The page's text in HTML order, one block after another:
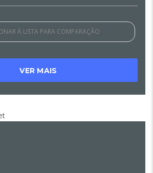
À LISTA PARA COMPARAÇÃO
VER MAIS